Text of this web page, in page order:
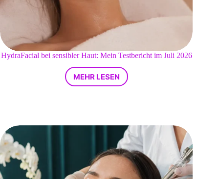
HydraFacial bei sensibler Haut: Mein Testbericht im Juli 2026
MEHR LESEN